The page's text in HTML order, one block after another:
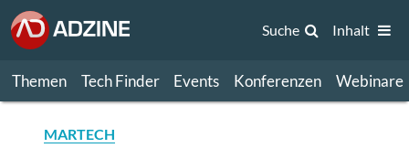
Themen Tech Finder Events Konferenzen Webinare
Suche Inhalt
MARTECH